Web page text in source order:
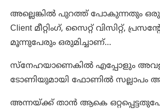
അല്ലെങ്കിൽ പുറത്ത് പോകുന്നതും
Client മീറ്റിംഗ്, സൈറ്റ് വിസിറ്റ്,
മൂന്നുപേരും ഒരുമിച്ചാണ്…
സ്നേഹയാണെകിൽ എപ്പോളും
ടോണിയുമായി ഫോണിൽ സല്ലാപം
അന്നയ്ക്ക് താൻ ആകെ